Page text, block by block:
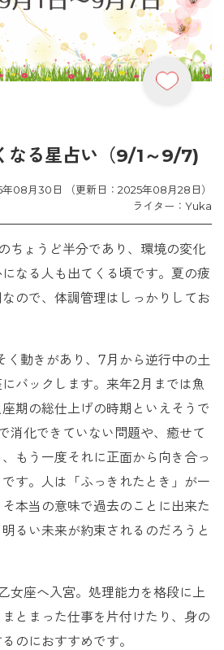
る星占い（9/1～9/7)
08月30日 （更新日：2025年08月28日）
ライター：Yuka
ちょうど半分であり、環境の変化
なる人も出てくる頃です。夏の疲
ので、体調管理はしっかりしてお
く動きがあり、7月から逆行中の土
バックします。来年2月までは魚
期の総仕上げの時期といえそうで
消化できていない問題や、癒せて
もう一度それに正面から向き合っ
す。人は「ふっきれたとき」が一
本当の意味で過去のことに出来た
るい未来が約束されるのだろうと
女座へ入宮。処理能力を格段に上
とまった仕事を片付けたり、身の
のにおすすめです。